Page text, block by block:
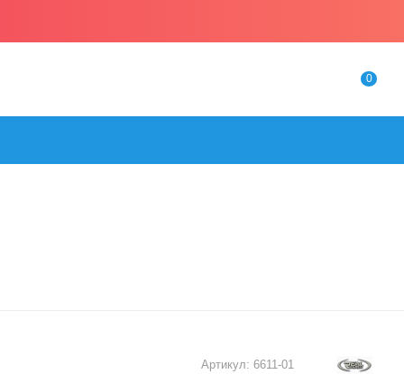
0
Артикул: 6611-01